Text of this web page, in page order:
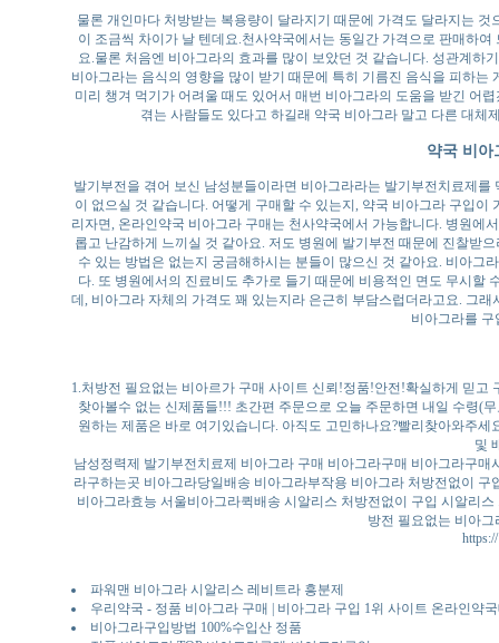
물론 개인마다 처방받는 복용량이 달라지기 때문에 가격도 달라지는 것
이 조금씩 차이가 날 텐데요.천사약국에서는 동일간 가격으로 판매하
요.물론 처음엔 비아그라의 효과를 많이 보았던 것 같습니다. 성관계하
비아그라는 음식의 영향을 많이 받기 때문에 특히 기름진 음식을 피하
미리 챙겨 먹기가 어려울 때도 있어서 매번 비아그라의 도움을 받긴 어
겪는 사람들도 있다고 하길래 약국 비아그라 말고 다른 대체
약국 비아
발기부전을 겪어 보신 남성분들이라면 비아그라라는 발기부전치료제
이 없으실 것 같습니다. 어떻게 구매할 수 있는지, 약국 비아그라 구입
리자면, 온라인약국 비아그라 구매는 천사약국에서 가능합니다. 병원에
롭고 난감하게 느끼실 것 같아요. 저도 병원에 발기부전 때문에 진찰받
수 있는 방법은 없는지 궁금해하시는 분들이 많으신 것 같아요. 비아그
다. 또 병원에서의 진료비도 추가로 들기 때문에 비용적인 면도 무시할
데, 비아그라 자체의 가격도 꽤 있는지라 은근히 부담스럽더라고요. 그
비아그라를
1.처방전 필요없는 비아르가 구매 사이트 신뢰!정품!안전!확실하게 믿고
찾아볼수 없는 신제품들!!! 초간편 주문으로 오늘 주문하면 내일 수령(
원하는 제품은 바로 여기있습니다. 아직도 고민하나요?빨리찾아와주
및
남성정력제 발기부전치료제 비아그라 구매 비아그라구매 비아그라구
라구하는곳 비아그라당일배송 비아그라부작용 비아그라 처방전없이
비아그라효능 서울비아그라퀵배송 시알리스 처방전없이 구입 시알리
방전 필요없는 비아
파워맨 비아그라 시알리스 레비트라 흥분제
우리약국 - 정품 비아그라 구매 | 비아그라 구입 1위 사이트 온라인약
비아그라구입방법 100%수입산 정품